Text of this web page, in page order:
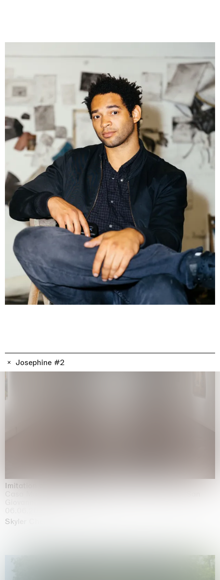
Josephine #2
& una certa massa alla base di tutto / & determined mass
at the base of it all
Milano
10.09.2026 | 10.10.2026
Lawrence Weiner
博物馆展览
Imitation of life (Imitare la vita)
Casa Masaccio Centro per l'Arte Contemporanea, San
Skyler Chen